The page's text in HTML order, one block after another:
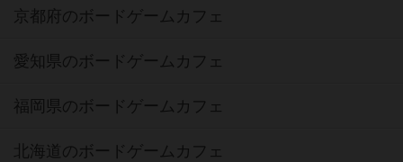
京都府のボードゲームカフェ
愛知県のボードゲームカフェ
福岡県のボードゲームカフェ
北海道のボードゲームカフェ